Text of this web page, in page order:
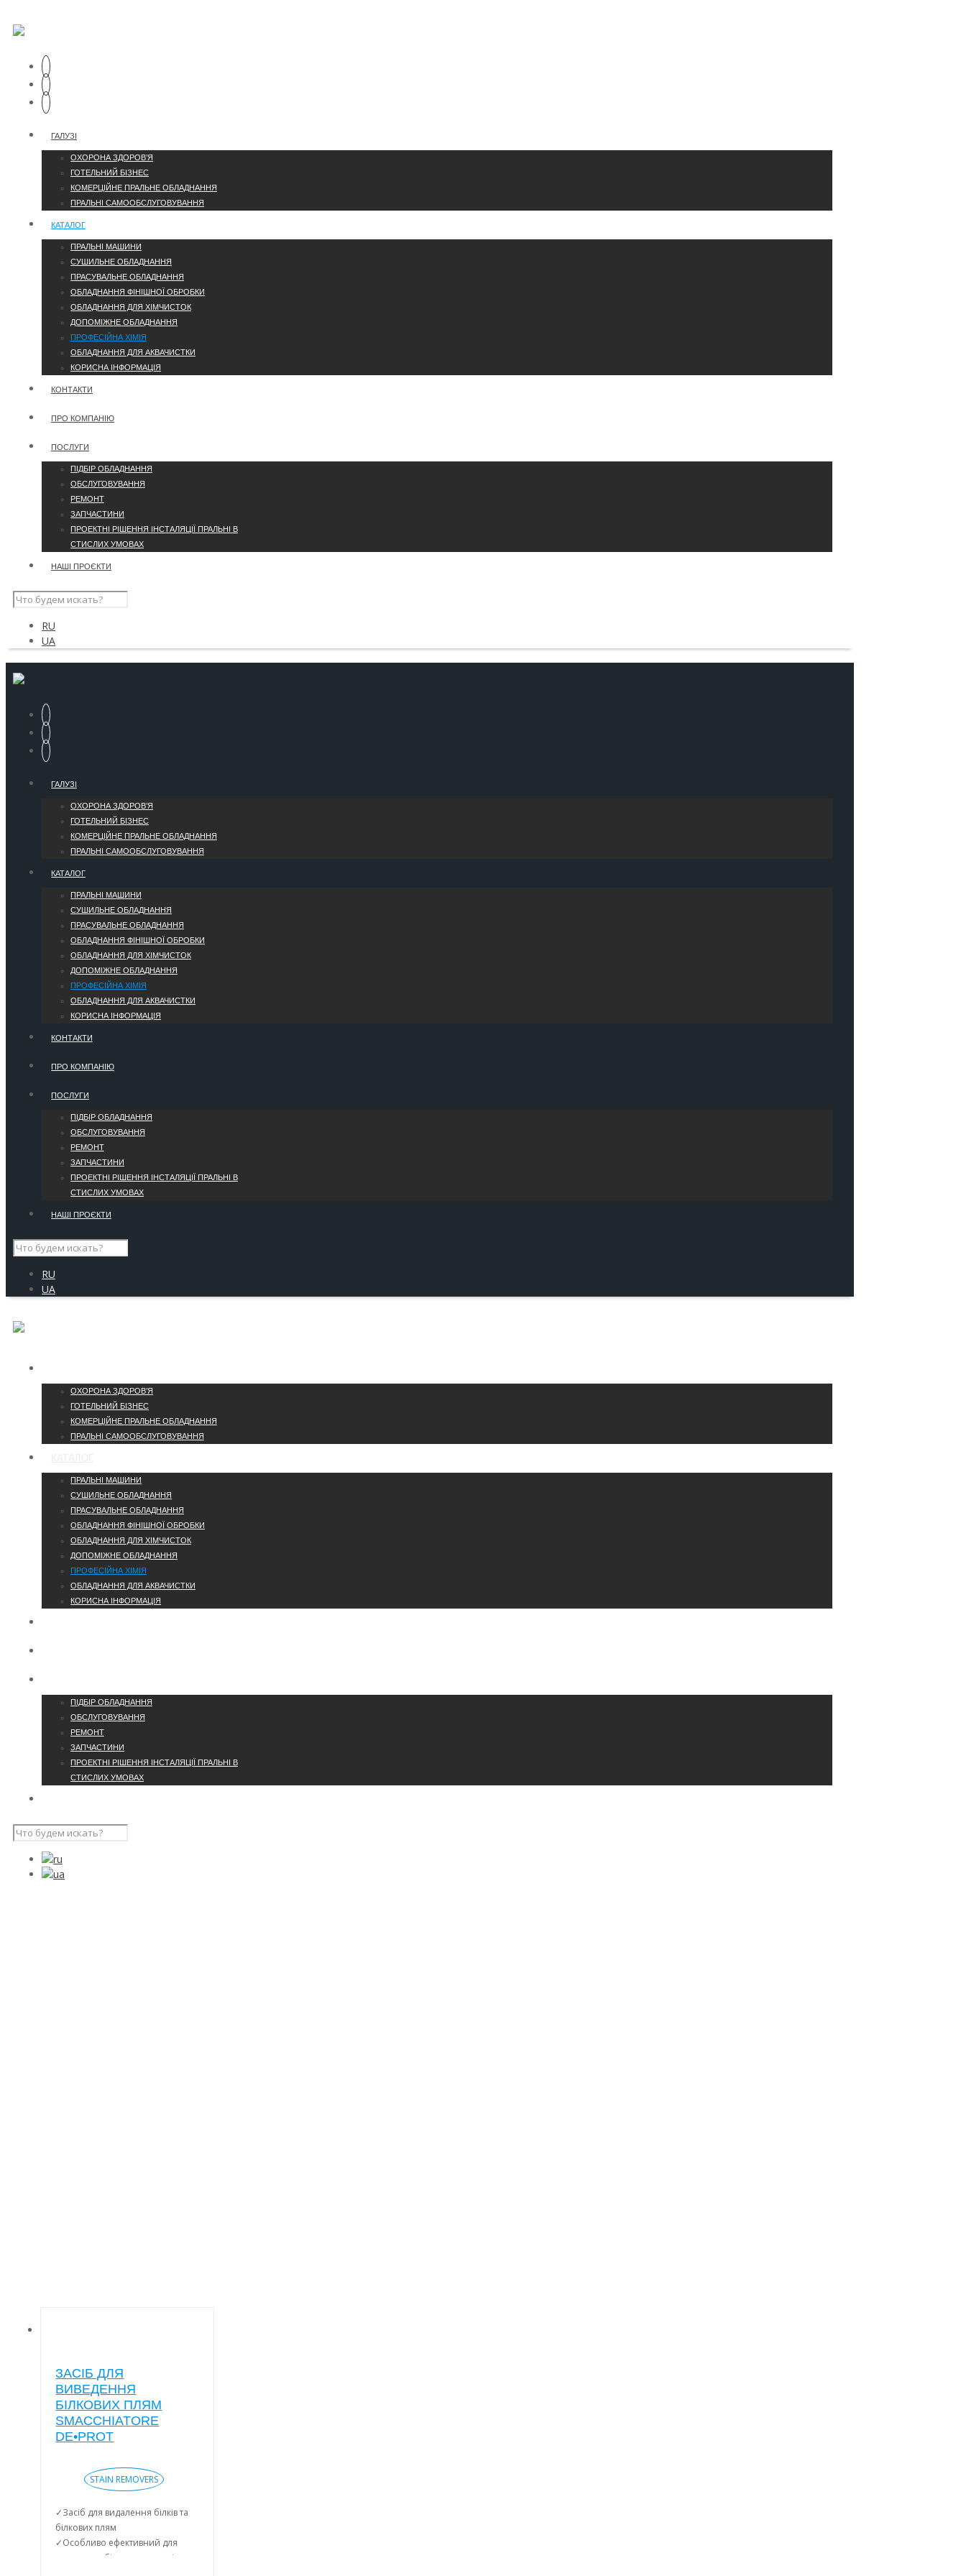
ГАЛУЗІ
ОХОРОНА ЗДОРОВ’Я
ГОТЕЛЬНИЙ БІЗНЕС
КОМЕРЦІЙНЕ ПРАЛЬНЕ ОБЛАДНАННЯ
ПРАЛЬНІ САМООБСЛУГОВУВАННЯ
КАТАЛОГ
ПРАЛЬНІ МАШИНИ
СУШИЛЬНЕ ОБЛАДНАННЯ
ПРАСУВАЛЬНЕ ОБЛАДНАННЯ
ОБЛАДНАННЯ ФІНІШНОЇ ОБРОБКИ
ОБЛАДНАННЯ ДЛЯ ХІМЧИСТОК
ДОПОМІЖНЕ ОБЛАДНАННЯ
ПРОФЕСІЙНА ХІМІЯ
ОБЛАДНАННЯ ДЛЯ АКВАЧИСТКИ
КОРИСНА ІНФОРМАЦІЯ
КОНТАКТИ
ПРО КОМПАНІЮ
ПОСЛУГИ
ПІДБІР ОБЛАДНАННЯ
ОБСЛУГОВУВАННЯ
РЕМОНТ
ЗАПЧАСТИНИ
ПРОЕКТНІ РІШЕННЯ ІНСТАЛЯЦІЇ ПРАЛЬНІ В
СТИСЛИХ УМОВАХ
НАШІ ПРОЄКТИ
RU
UA
ГАЛУЗІ
ОХОРОНА ЗДОРОВ’Я
ГОТЕЛЬНИЙ БІЗНЕС
КОМЕРЦІЙНЕ ПРАЛЬНЕ ОБЛАДНАННЯ
ПРАЛЬНІ САМООБСЛУГОВУВАННЯ
КАТАЛОГ
ПРАЛЬНІ МАШИНИ
СУШИЛЬНЕ ОБЛАДНАННЯ
ПРАСУВАЛЬНЕ ОБЛАДНАННЯ
ОБЛАДНАННЯ ФІНІШНОЇ ОБРОБКИ
ОБЛАДНАННЯ ДЛЯ ХІМЧИСТОК
ДОПОМІЖНЕ ОБЛАДНАННЯ
ПРОФЕСІЙНА ХІМІЯ
ОБЛАДНАННЯ ДЛЯ АКВАЧИСТКИ
КОРИСНА ІНФОРМАЦІЯ
КОНТАКТИ
ПРО КОМПАНІЮ
ПОСЛУГИ
ПІДБІР ОБЛАДНАННЯ
ОБСЛУГОВУВАННЯ
РЕМОНТ
ЗАПЧАСТИНИ
ПРОЕКТНІ РІШЕННЯ ІНСТАЛЯЦІЇ ПРАЛЬНІ В
СТИСЛИХ УМОВАХ
НАШІ ПРОЄКТИ
RU
UA
ОХОРОНА ЗДОРОВ’Я
ГОТЕЛЬНИЙ БІЗНЕС
КОМЕРЦІЙНЕ ПРАЛЬНЕ ОБЛАДНАННЯ
ПРАЛЬНІ САМООБСЛУГОВУВАННЯ
ПРАЛЬНІ МАШИНИ
СУШИЛЬНЕ ОБЛАДНАННЯ
ПРАСУВАЛЬНЕ ОБЛАДНАННЯ
ОБЛАДНАННЯ ФІНІШНОЇ ОБРОБКИ
ОБЛАДНАННЯ ДЛЯ ХІМЧИСТОК
ДОПОМІЖНЕ ОБЛАДНАННЯ
ПРОФЕСІЙНА ХІМІЯ
ОБЛАДНАННЯ ДЛЯ АКВАЧИСТКИ
КОРИСНА ІНФОРМАЦІЯ
ПІДБІР ОБЛАДНАННЯ
ОБСЛУГОВУВАННЯ
РЕМОНТ
ЗАПЧАСТИНИ
ПРОЕКТНІ РІШЕННЯ ІНСТАЛЯЦІЇ ПРАЛЬНІ В
СТИСЛИХ УМОВАХ
ЗАСІБ ДЛЯ
ВИВЕДЕННЯ
БІЛКОВИХ ПЛЯМ
SMACCHIATORE
DE•PROT
STAIN REMOVERS
✓Засіб для видалення білків та
білкових плям
✓Особливо ефективний для
видалення білкових плям від